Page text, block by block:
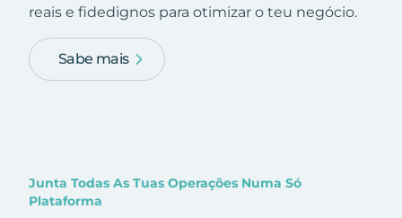
reais e fidedignos para otimizar o teu negócio.
Sabe mais
Junta Todas As Tuas Operações Numa Só
Plataforma